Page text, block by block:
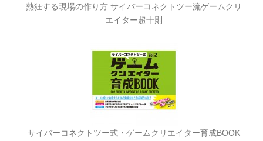
熱狂する現場の作り方 サイバーコネクトツー流ゲームクリ
エイター超十則
サイバーコネクトツー式・ゲームクリエイター育成BOOK